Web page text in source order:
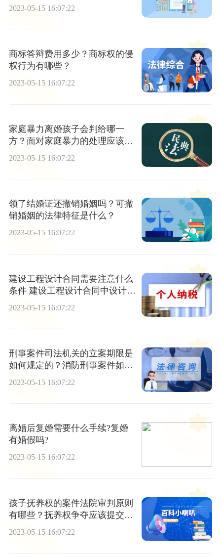
劳动法第四十三条内容
2023-05-15 16:07:22
商标答辩费用多少？商标权的侵
权行为有哪些？
2023-05-15 16:07:22
家庭暴力离婚孩子会判给哪一
方？面对家庭暴力的处理应该怎
2023-05-15 16:07:22
领了结婚证还撤销婚姻吗？可撤
销婚姻的法律特征是什么？
2023-05-15 16:07:22
建设工程设计合同需要注意什么
条件 建设工程设计合同中设计人
2023-05-15 16:07:22
刑事案件司法机关的立案期限是
如何规定的？消防刑事案件如何
2023-05-15 16:07:22
离婚后复婚需要什么手续?复婚
有婚假吗?
2023-05-15 16:07:22
孩子抚养权的案件法院审判原则
有哪些？抚养权争夺应该提交哪
2023-05-15 16:07:22